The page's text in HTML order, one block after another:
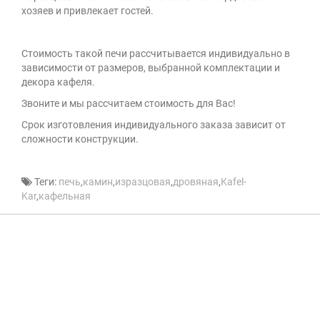
хозяев и привлекает гостей.
Стоимость такой печи рассчитывается индивидуально в
зависимости от размеров, выбранной комплектации и
декора кафеля.
Звоните и мы рассчитаем стоимость для Вас!
Cрок изготовления индивидуального заказа зависит от
сложности конструкции.
Теги: печь,камин,изразцовая,дровяная,Kafel-
Kar,кафельная